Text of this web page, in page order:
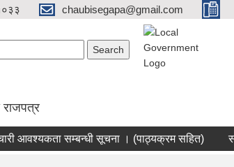
chaubisegapa@gmail.com
राजपत्र
आवश्यकता सम्बन्धी सूचना । (पाठ्यक्रम सहित)